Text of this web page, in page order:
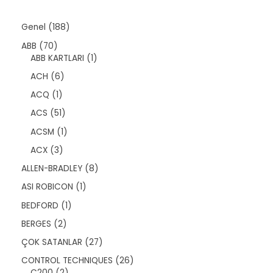
Genel 1881
ü
ABB 707
0
ü
r
ü
n
ABB KARTLARI 11
ACH 66
ü
r
ü
n
ACQ 11
ü
r
ü
n
ACS 515
ü
r
n
ACSM 11
ü
ACX 33
r
ü
ALLEN-BRADLEY 88
ASI ROBICON 11
BEDFORD 11
ü
BERGES 22
r
ü
ÇOK SATANLAR 272
ü
CONTROL TECHNIQUES 262